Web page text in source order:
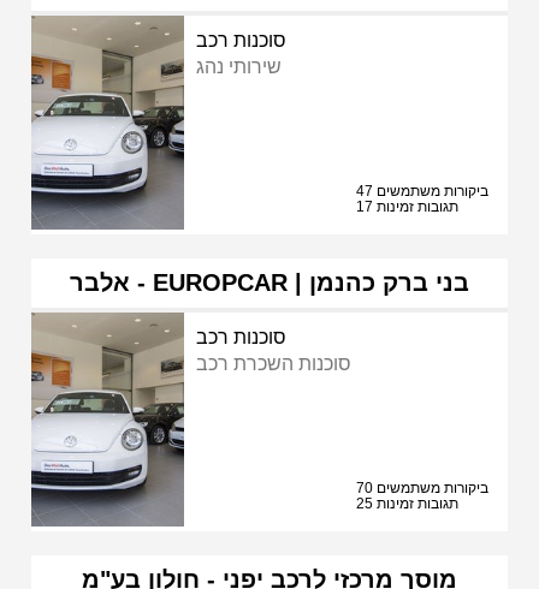
סוכנות רכב
שירותי נהג
47 ביקורות משתמשים
17 תגובות זמינות
אלבר - EUROPCAR | בני ברק כהנמן
סוכנות רכב
סוכנות השכרת רכב
70 ביקורות משתמשים
25 תגובות זמינות
מוסך מרכזי לרכב יפני - חולון בע"מ